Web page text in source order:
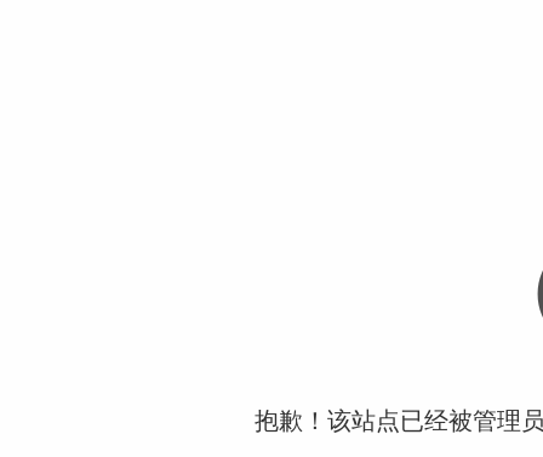
抱歉！该站点已经被管理